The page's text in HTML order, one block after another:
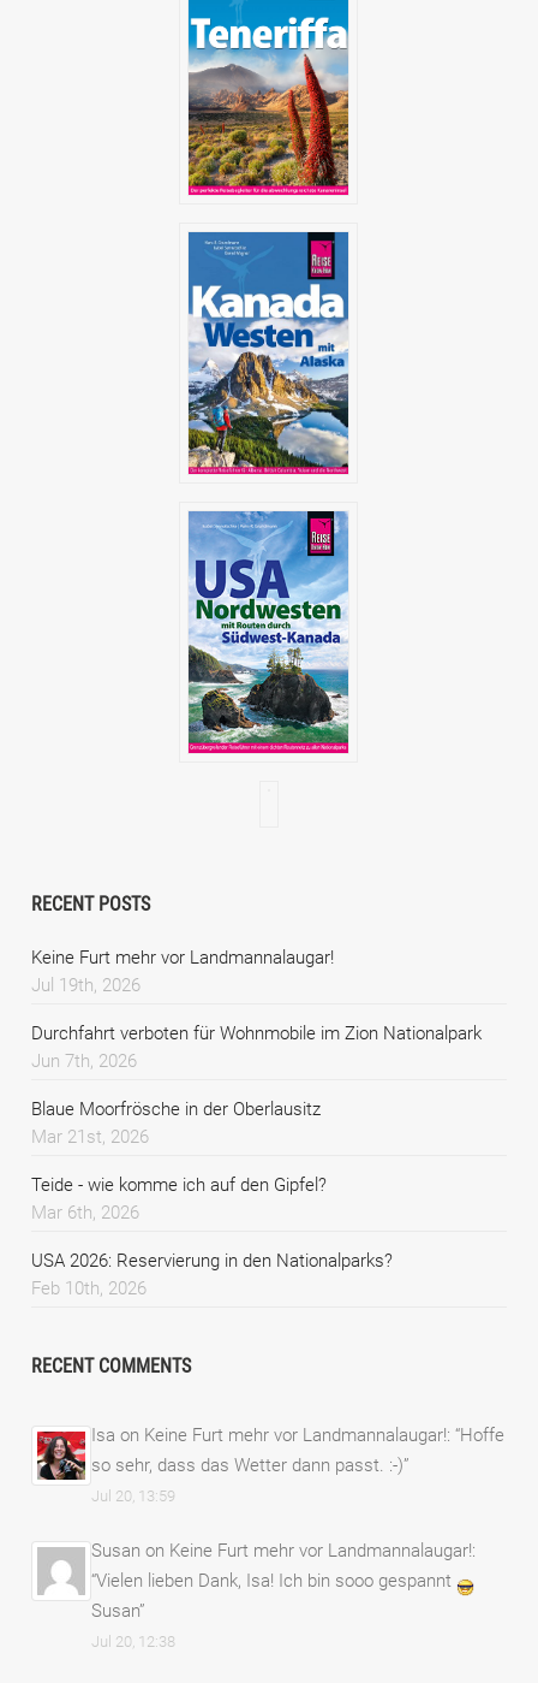
RECENT POSTS
Keine Furt mehr vor Landmannalaugar!
Jul 19th, 2026
Durchfahrt verboten für Wohnmobile im Zion Nationalpark
Jun 7th, 2026
Blaue Moorfrösche in der Oberlausitz
Mar 21st, 2026
Teide - wie komme ich auf den Gipfel?
Mar 6th, 2026
USA 2026: Reservierung in den Nationalparks?
Feb 10th, 2026
RECENT COMMENTS
Isa on Keine Furt mehr vor Landmannalaugar!: “Hoffe
so sehr, dass das Wetter dann passt. :-)”
Jul 20, 13:59
Susan on Keine Furt mehr vor Landmannalaugar!:
“Vielen lieben Dank, Isa! Ich bin sooo gespannt
Susan”
Jul 20, 12:38